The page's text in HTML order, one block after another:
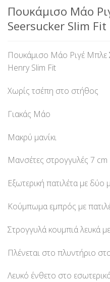
Πουκάμισο Μάο
Seersucker Slim Fit
Πουκάμισο Μάο Ριγέ Μπλε
Henry Slim Fit
Χωρίς τσέπη στο στήθος
Γιακάς Μάο
Μακρύ μανίκι
Μανσέτες στρογγυλές 7 cm
Εξωτερική πατιλέτα με δύο
Κούμπωμα εμπρός με
Στρογγυλά κουμπιά λευκά
Πλένεται στο πλυντήριο
Λευκό ένθετο στο